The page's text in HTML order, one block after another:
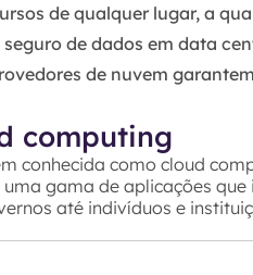
de qualquer lugar, a
de dados em data
de nuvem
computing
conhecida como cloud
gama de aplicações
até indivíduos e